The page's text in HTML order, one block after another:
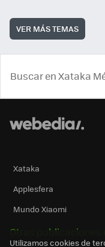
VER MÁS TEMAS
Xataka
Applesfera
Mundo Xiaomi
Otras publicaciones
Utilizamos cookies de